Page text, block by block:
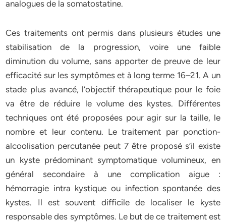
analogues de la somatostatine.
Ces traitements ont permis dans plusieurs études une
stabilisation de la progression, voire une faible
diminution du volume, sans apporter de preuve de leur
efficacité sur les symptômes et à long terme 16–21. A un
stade plus avancé, l’objectif thérapeutique pour le foie
va être de réduire le volume des kystes. Différentes
techniques ont été proposées pour agir sur la taille, le
nombre et leur contenu. Le traitement par ponction-
alcoolisation percutanée peut 7 être proposé s’il existe
un kyste prédominant symptomatique volumineux, en
général secondaire à une complication aigue :
hémorragie intra kystique ou infection spontanée des
kystes. Il est souvent difficile de localiser le kyste
responsable des symptômes. Le but de ce traitement est